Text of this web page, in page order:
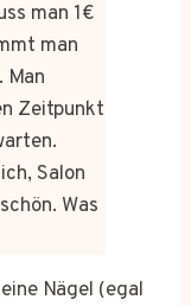
man 1€
man
Man
Zeitpunkt
Salon
Was
Nägel (egal